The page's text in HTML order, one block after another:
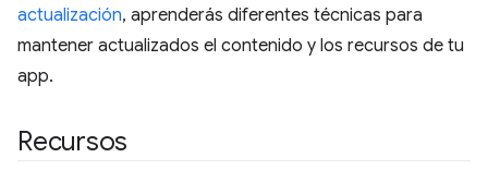
actualización, aprenderás diferentes técnicas para
mantener actualizados el contenido y los recursos de tu
app.
Recursos